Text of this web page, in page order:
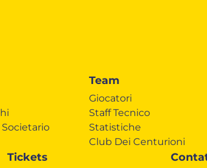
Team
Giocatori
Staff Tecnico
Statistiche
Club Dei Centurioni
Tickets